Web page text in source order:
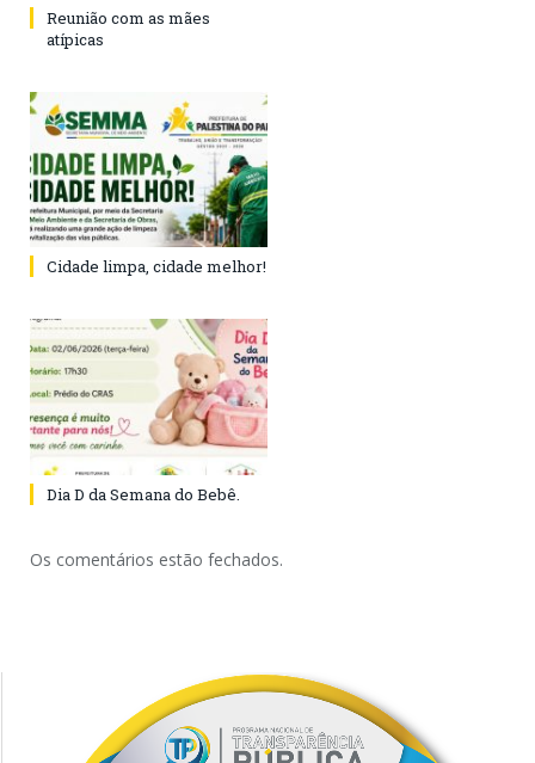
Reunião com as mães
atípicas
Cidade limpa, cidade melhor!
Dia D da Semana do Bebê.
Os comentários estão fechados.